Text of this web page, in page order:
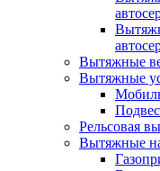
Вытяжные
Вытяжные
Рельсовая
Вытяжные